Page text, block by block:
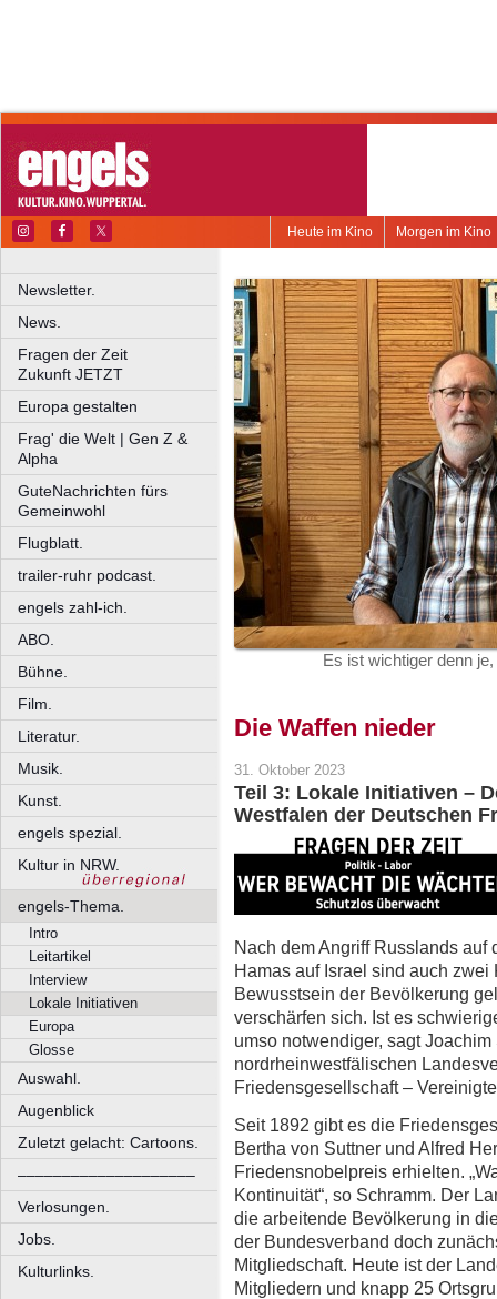
Morgen im Kino
Heute im Kino
Newsletter.
News.
Fragen der Zeit
Zukunft JETZT
Europa gestalten
Frag' die Welt | Gen Z &
Alpha
GuteNachrichten fürs
Gemeinwohl
Flugblatt.
trailer-ruhr podcast.
engels zahl-ich.
ABO.
Bühne.
Film.
Literatur.
Musik.
Kunst.
engels spezial.
Kultur in NRW.
engels-Thema.
Intro
Leitartikel
Interview
Lokale Initiativen
Europa
Glosse
Auswahl.
Augenblick
Zuletzt gelacht: Cartoons.
––––––––––––––––––––
Verlosungen.
Jobs.
Kulturlinks.
Es ist wichtiger denn
Die Waffen nieder
31. Oktober 2023
Teil 3: Lokale Initiativen –
Westfalen der Deutschen
Nach dem Angriff Russlands auf
Hamas auf Israel sind auch
Bewusstsein der Bevölkerung
verschärfen sich. Ist es
umso notwendiger, sagt
nordrheinwestfälischen
Friedensgesellschaft –
Seit 1892 gibt es die
Bertha von Suttner und Alfred
Friedensnobelpreis erhielten.
Kontinuität“, so Schramm. Der
die arbeitende Bevölkerung in
der Bundesverband doch
Mitgliedschaft. Heute ist der
Mitgliedern und knapp 25